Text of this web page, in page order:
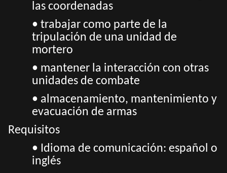
las coordenadas
• trabajar como parte de la
tripulación de una unidad de
mortero
• mantener la interacción con otras
unidades de combate
• almacenamiento, mantenimiento y
evacuación de armas
Requisitos
• Idioma de comunicación: español o
inglés